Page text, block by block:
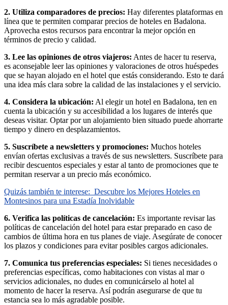
2. Utiliza comparadores de precios: Hay diferentes plataformas en
línea que te permiten comparar precios de hoteles en Badalona.
Aprovecha estos recursos para encontrar la mejor opción en
términos de precio y calidad.
3. Lee las opiniones de otros viajeros: Antes de hacer tu reserva,
es aconsejable leer las opiniones y valoraciones de otros huéspedes
que se hayan alojado en el hotel que estás considerando. Esto te dará
una idea más clara sobre la calidad de las instalaciones y el servicio.
4. Considera la ubicación: Al elegir un hotel en Badalona, ten en
cuenta la ubicación y su accesibilidad a los lugares de interés que
deseas visitar. Optar por un alojamiento bien situado puede ahorrarte
tiempo y dinero en desplazamientos.
5. Suscríbete a newsletters y promociones: Muchos hoteles
envían ofertas exclusivas a través de sus newsletters. Suscríbete para
recibir descuentos especiales y estar al tanto de promociones que te
permitan reservar a un precio más económico.
Quizás también te interese: Descubre los Mejores Hoteles en
Montesinos para una Estadía Inolvidable
6. Verifica las políticas de cancelación: Es importante revisar las
políticas de cancelación del hotel para estar preparado en caso de
cambios de última hora en tus planes de viaje. Asegúrate de conocer
los plazos y condiciones para evitar posibles cargos adicionales.
7. Comunica tus preferencias especiales: Si tienes necesidades o
preferencias específicas, como habitaciones con vistas al mar o
servicios adicionales, no dudes en comunicárselo al hotel al
momento de hacer la reserva. Así podrán asegurarse de que tu
estancia sea lo más agradable posible.